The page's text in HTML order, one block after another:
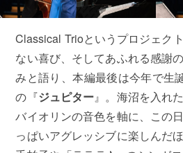
Classical Trioというプロジェク
ない喜び、そしてあふれる感謝
みと語り、本編最後は今年で生
の『ジュピター』。海沼を入れ
バイオリンの音色を軸に、この
っぱいアグレッシブに楽しんだ